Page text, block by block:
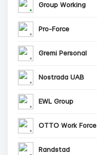
Group Working
Pro-Force
Gremi Personal
Nostrada UAB
EWL Group
OTTO Work Force
Randstad